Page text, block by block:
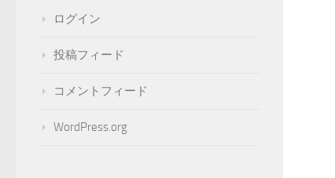
ログイン
投稿フィード
コメントフィード
WordPress.org